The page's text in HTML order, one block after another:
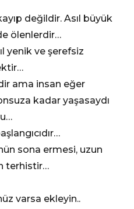
değildir. Asıl büyük
ölenlerdir…
yenik ve şerefsiz
ama insan eğer
kadar yaşasaydı
sona ermesi, uzun
terhistir…
varsa ekleyin..